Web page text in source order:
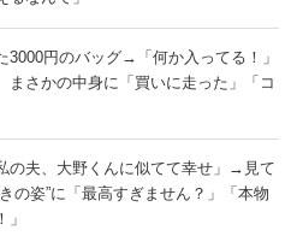
3000円のバッグ→「何か入ってる！」
さかの中身に「買いに走った」「コ
の夫、大野くんに似てて幸せ」→見て
姿”に「最高すぎません？」「本物